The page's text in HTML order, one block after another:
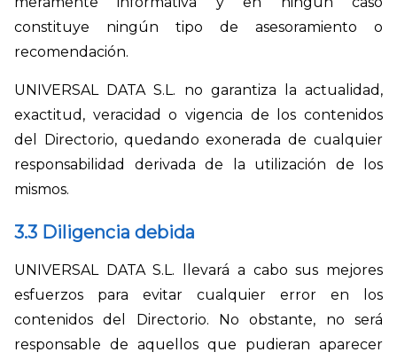
constituye ningún tipo de asesoramiento o
recomendación.
UNIVERSAL DATA S.L. no garantiza la actualidad,
exactitud, veracidad o vigencia de los contenidos
del Directorio, quedando exonerada de cualquier
responsabilidad derivada de la utilización de los
mismos.
3.3 Diligencia debida
UNIVERSAL DATA S.L. llevará a cabo sus mejores
esfuerzos para evitar cualquier error en los
contenidos del Directorio. No obstante, no será
responsable de aquellos que pudieran aparecer